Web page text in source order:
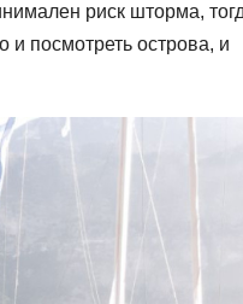
риск шторма,
посмотреть острова, и